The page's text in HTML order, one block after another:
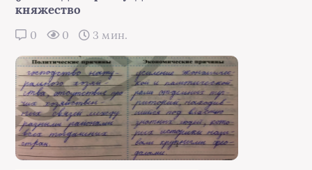
княжество
0 0 3 мин.